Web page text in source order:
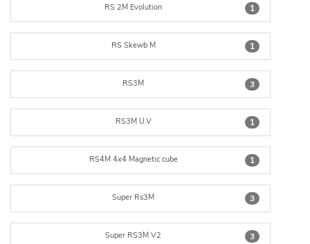
1
RS 2M Evolution
1
RS Skewb M
3
RS3M
1
RS3M U.V
1
RS4M 4x4 Magnetic cube
3
Super Rs3M
3
Super RS3M V2